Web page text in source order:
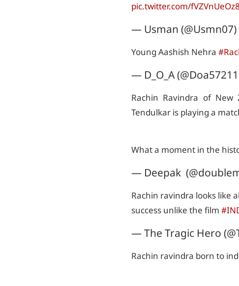
pic.twitter.com/fVZVnUeOz8
— Usman (@Usmn07)
Young Aashish Nehra
— D_O_A
Rachin Ravindra of
Tendulkar is playing a
What a moment in the
— Deepak
Rachin ravindra looks like
success unlike the film
— The Tragic Hero
Rachin ravindra born to